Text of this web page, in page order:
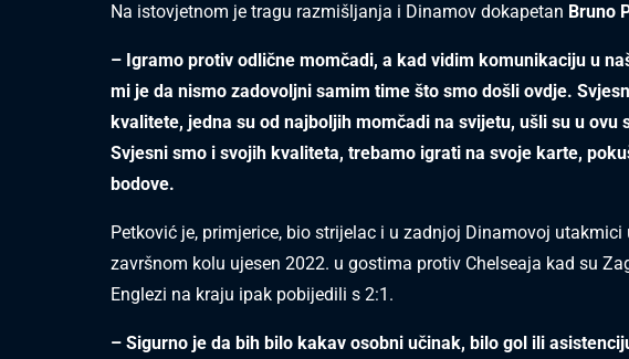
Na istovjetnom je tragu razmišljanja i Dinamov dokapetan Bruno
– Igramo protiv odlične momčadi, a kad vidim komunikaciju u
mi je da nismo zadovoljni samim time što smo došli ovdje.
kvalitete, jedna su od najboljih momčadi na svijetu, ušli su u ovu
Svjesni smo i svojih kvaliteta, trebamo igrati na svoje karte,
bodove.
Petković je, primjerice, bio strijelac i u zadnjoj Dinamovoj utakmici
završnom kolu ujesen 2022. u gostima protiv Chelseaja kad su
Englezi na kraju ipak pobijedili s 2:1.
– Sigurno je da bih bilo kakav osobni učinak, bilo gol ili